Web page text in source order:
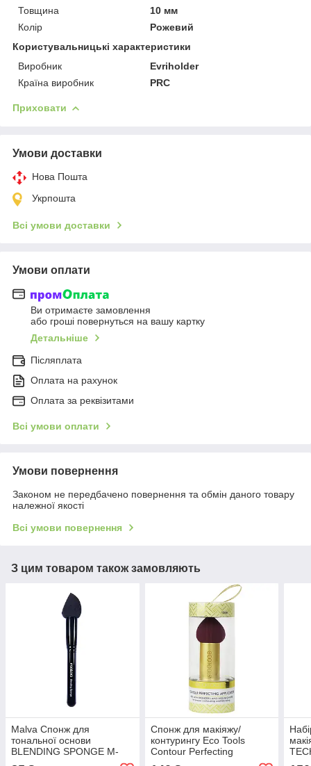
Товщина
10 мм
Колір
Рожевий
Користувальницькі характеристики
Виробник
Evriholder
Країна виробник
PRC
Приховати
Умови доставки
Нова Пошта
Укрпошта
Всі умови доставки
Умови оплати
Ви отримаєте замовлення
або гроші повернуться на вашу картку
Детальніше
Післяплата
Оплата на рахунок
Оплата за реквізитами
Всі умови оплати
Умови повернення
Законом не передбачено повернення та обмін даного товару
належної якості
Всі умови повернення
З цим товаром також замовляють
Malva Спонж для
тональної основи
BLENDING SPONGE M-
Спонж для макіяжу/
контурингу Eco Tools
Contour Perfecting